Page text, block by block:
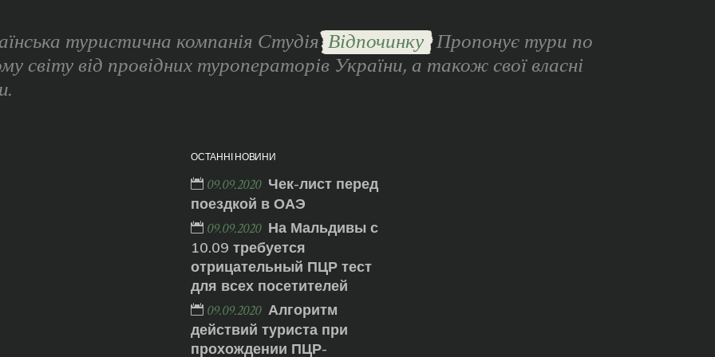
туристична компанія СтудіяВідпочинку Пропонує тури по
світу від провідних туроператорів України, а також свої власні
ОСТАННІ НОВИНИ
09.09.2020 Чек-лист перед
поездкой в ОАЭ
09.09.2020 На Мальдивы с
10.09 требуется
отрицательный ПЦР тест
для всех посетителей
09.09.2020 Алгоритм
действий туриста при
прохождении ПЦР-